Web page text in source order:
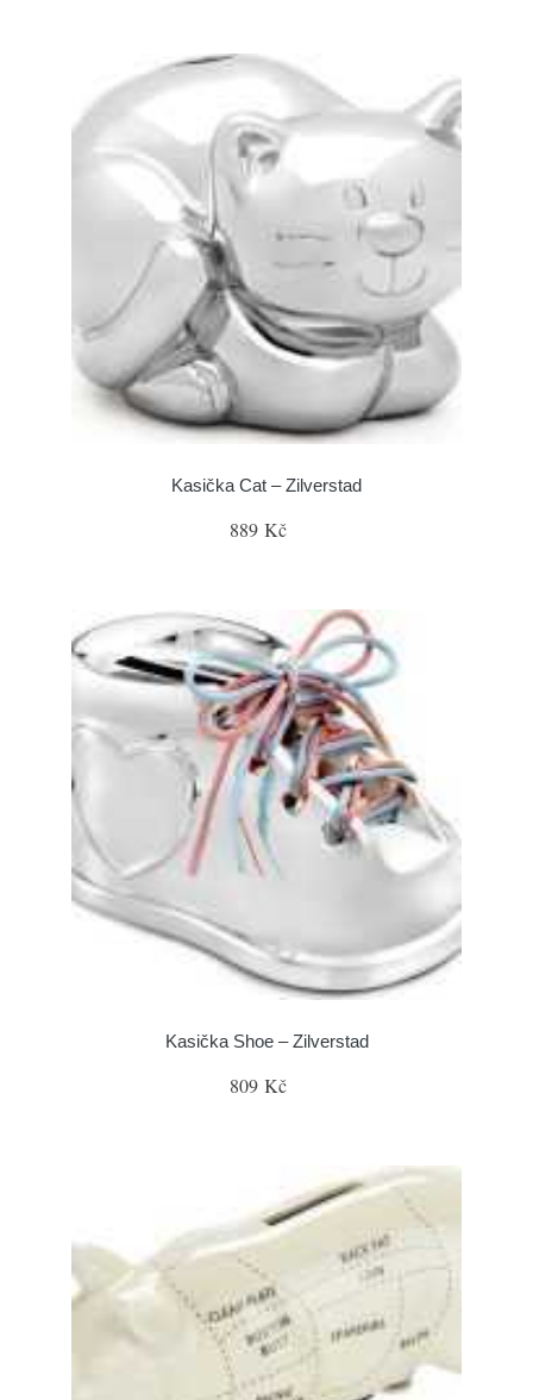
Kasička Cat – Zilverstad
889 Kč
Kasička Shoe – Zilverstad
809 Kč